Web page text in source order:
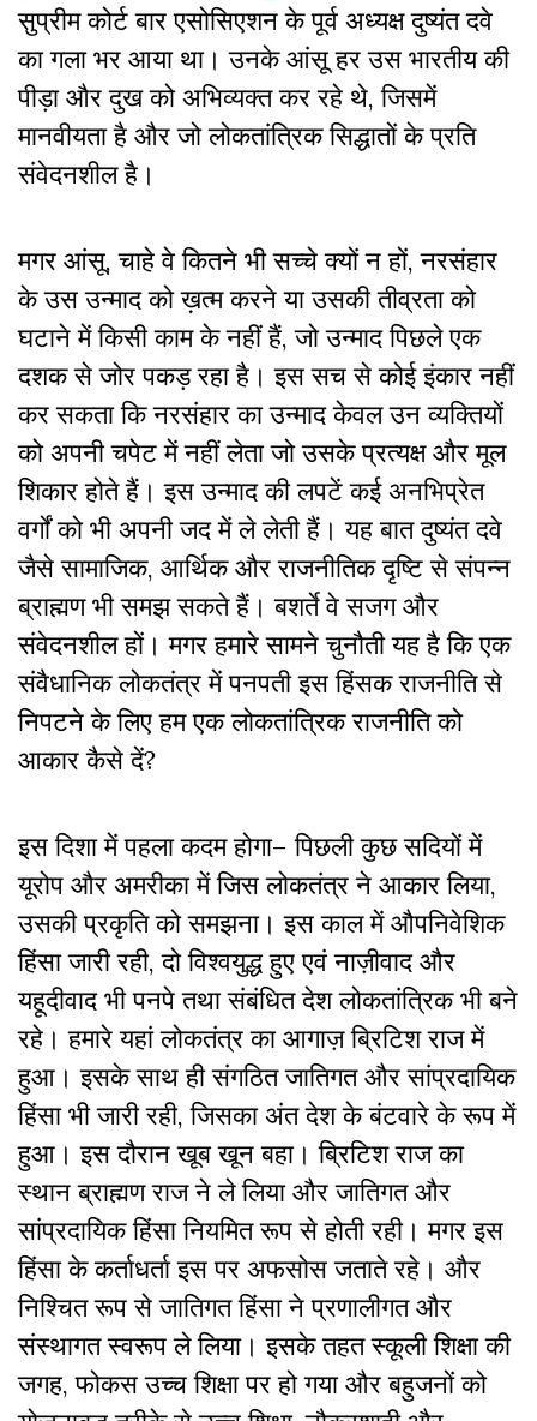
सुप्रीम कोर्ट बार एसोसिएशन के पूर्व अध्यक्ष दुष्यंत दवे
का गला भर आया था। उनके आंसू हर उस भारतीय की
पीड़ा और दुख को अभिव्यक्त कर रहे थे, जिसमें
मानवीयता है और जो लोकतांत्रिक सिद्धातों के प्रति
संवेदनशील है।
मगर आंसू, चाहे वे कितने भी सच्चे क्यों न हों, नरसंहार
के उस उन्माद को ख़त्म करने या उसकी तीव्रता को
घटाने में किसी काम के नहीं हैं, जो उन्माद पिछले एक
दशक से जोर पकड़ रहा है। इस सच से कोई इंकार नहीं
कर सकता कि नरसंहार का उन्माद केवल उन व्यक्तियों
को अपनी चपेट में नहीं लेता जो उसके प्रत्यक्ष और मूल
शिकार होते हैं। इस उन्माद की लपटें कई अनभिप्रेत
वर्गों को भी अपनी जद में ले लेती हैं। यह बात दुष्यंत दवे
जैसे सामाजिक, आर्थिक और राजनीतिक दृष्टि से संपन्न
ब्राह्मण भी समझ सकते हैं। बशर्ते वे सजग और
संवेदनशील हों। मगर हमारे सामने चुनौती यह है कि एक
संवैधानिक लोकतंत्र में पनपती इस हिंसक राजनीति से
निपटने के लिए हम एक लोकतांत्रिक राजनीति को
आकार कैसे दें?
इस दिशा में पहला कदम होगा– पिछली कुछ सदियों में
यूरोप और अमरीका में जिस लोकतंत्र ने आकार लिया,
उसकी प्रकृति को समझना। इस काल में औपनिवेशिक
हिंसा जारी रही, दो विश्वयुद्ध हुए एवं नाज़ीवाद और
यहूदीवाद भी पनपे तथा संबंधित देश लोकतांत्रिक भी बने
रहे। हमारे यहां लोकतंत्र का आगाज़ ब्रिटिश राज में
हुआ। इसके साथ ही संगठित जातिगत और सांप्रदायिक
हिंसा भी जारी रही, जिसका अंत देश के बंटवारे के रूप में
हुआ। इस दौरान खूब खून बहा। ब्रिटिश राज का
स्थान ब्राह्मण राज ने ले लिया और जातिगत और
सांप्रदायिक हिंसा नियमित रूप से होती रही। मगर इस
हिंसा के कर्ताधर्ता इस पर अफसोस जताते रहे। और
निश्चित रूप से जातिगत हिंसा ने प्रणालीगत और
संस्थागत स्वरूप ले लिया। इसके तहत स्कूली शिक्षा की
जगह, फोकस उच्च शिक्षा पर हो गया और बहुजनों को